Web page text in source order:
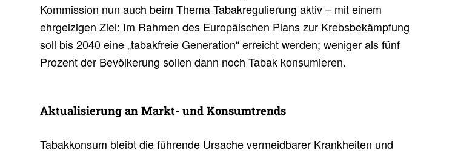
Kommission nun auch beim Thema Tabakregulierung aktiv – mit einem
ehrgeizigen Ziel: Im Rahmen des Europäischen Plans zur Krebsbekämpfung
soll bis 2040 eine „tabakfreie Generation“ erreicht werden; weniger als fünf
Prozent der Bevölkerung sollen dann noch Tabak konsumieren.
Aktua­li­sie­rung an Markt- und Konsum­trends
Tabakkonsum bleibt die führende Ursache vermeidbarer Krankheiten und